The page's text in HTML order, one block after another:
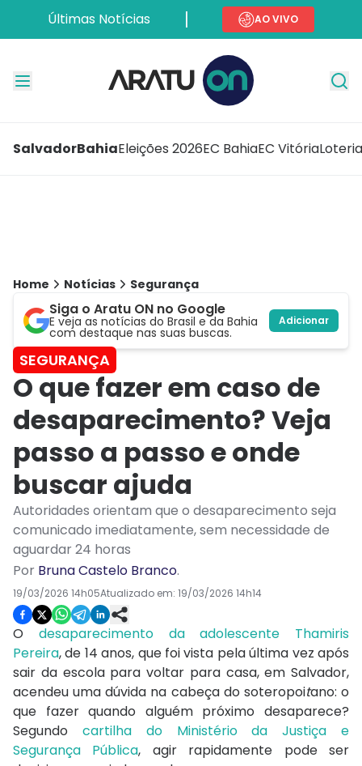
Últimas Notícias AO VIVO
SalvadorBahiaEleições 2026EC BahiaEC Vitória
Home Notícias Segurança
Siga o Aratu ON no Google
E veja as notícias do Brasil e da Bahia
com destaque nas suas buscas.
Adicionar
SEGURANÇA
O que fazer em caso de
desaparecimento? Veja
passo a passo e onde
buscar ajuda
Autoridades orientam que o desaparecimento seja
comunicado imediatamente, sem necessidade de
aguardar 24 horas
Por Bruna Castelo Branco.
19/03/2026 14h05Atualizado em: 19/03/2026 14h14
O desaparecimento da adolescente Thamiris
Pereira, de 14 anos, que foi vista pela última vez após
sair da escola para voltar para casa, em Salvador,
acendeu uma dúvida na cabeça do soteropoitano: o
que fazer quando alguém próximo desaparece?
Segundo cartilha do Ministério da Justiça e
Segurança Pública, agir rapidamente pode ser